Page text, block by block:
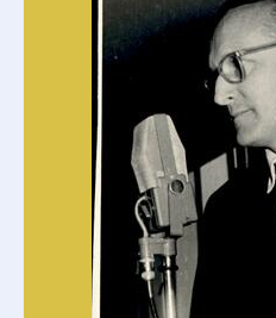
Leg-
Leg-102 - Guerrilleros
Leg-110 - Pic-Nic organizado
Leg-152 -
Leg-176 -
Leg-243 -
Leg-208 - Banderas,
Leg-246 -
Leg-354 -
Leg-355